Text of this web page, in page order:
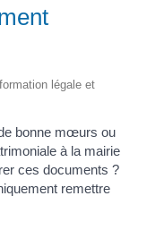
légale et
bonne mœurs ou
à la mairie
ces documents ?
remettre